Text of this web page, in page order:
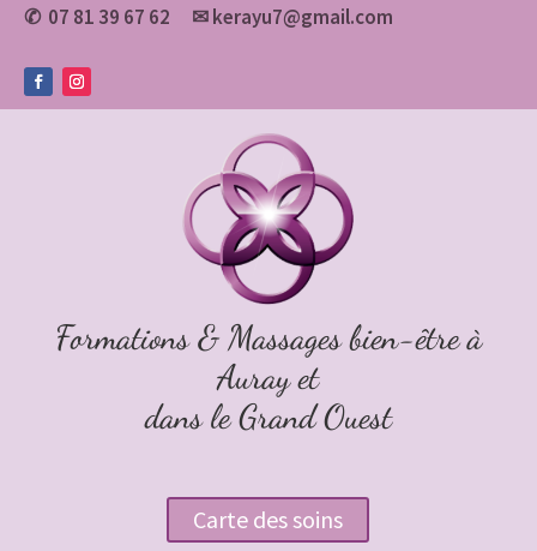
✆ 07 81 39 67 62 ✉kerayu7@gmail.com
Formations & Massages bien-être à
Auray et
dans le Grand Ouest
Carte des soins